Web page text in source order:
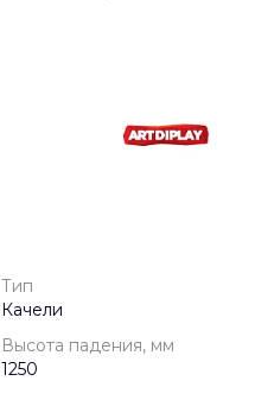
Тип
Качели
Высота падения, мм
1250